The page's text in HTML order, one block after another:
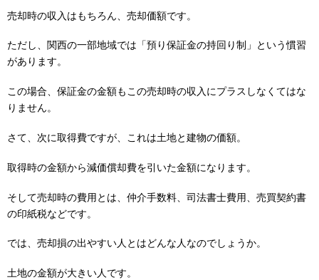
売却時の収入はもちろん、売却価額です。
ただし、関西の一部地域では「預り保証金の持回り制」という慣習
があります。
この場合、保証金の金額もこの売却時の収入にプラスしなくてはな
りません。
さて、次に取得費ですが、これは土地と建物の価額。
取得時の金額から減価償却費を引いた金額になります。
そして売却時の費用とは、仲介手数料、司法書士費用、売買契約書
の印紙税などです。
では、売却損の出やすい人とはどんな人なのでしょうか。
土地の金額が大きい人です。